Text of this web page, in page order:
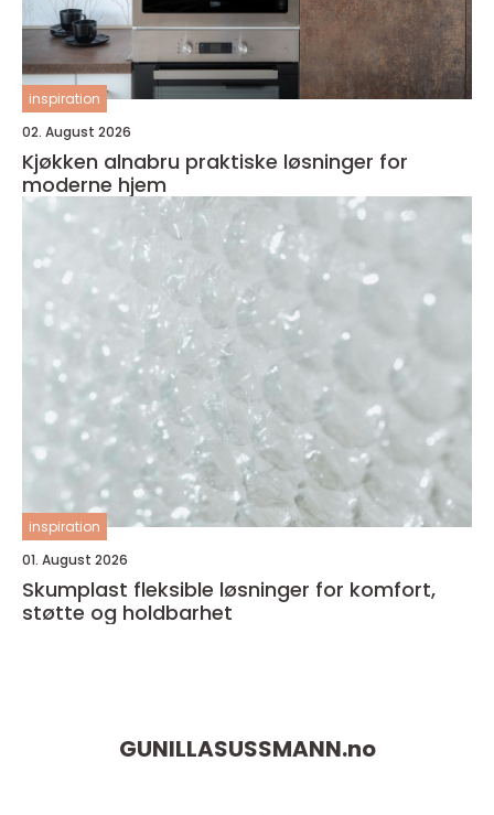
inspiration
02. August 2026
Kjøkken alnabru praktiske løsninger for
moderne hjem
inspiration
01. August 2026
Skumplast fleksible løsninger for komfort,
støtte og holdbarhet
GUNILLASUSSMANN.no